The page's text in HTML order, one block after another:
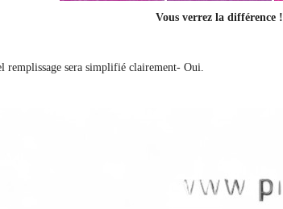
Vous verrez la différence !
remplissage sera simplifié clairement- Oui.